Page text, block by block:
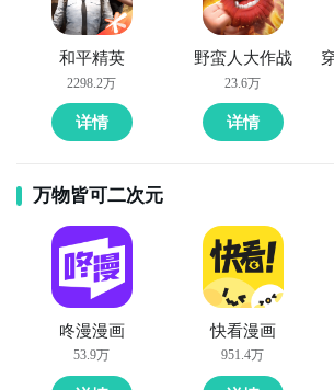
下载太空悠悠球电脑版的程序安
1）安装完毕之后，进入猩猩助手中的
搜索栏中输入“太空悠悠球”，就会出现
电脑版程序安装包。点击下载，耐心
后，就可以在我的游戏中出现了相应
和平精英
2298.2万
详情
野蛮人大作战
23.6万
详情
万物皆可二次元
咚漫漫画
53.9万
快看漫画
951.4万